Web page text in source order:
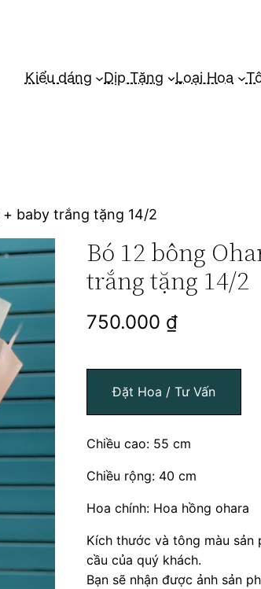
Kiểu dáng Dịp Tặng Loại Hoa
baby trắng tặng 14/2
Bó 12 bông
trắng tặng 14/2
750.000 ₫
Đặt Hoa / Tư Vấn
Chiều cao: 55 cm
Chiều rộng: 40 cm
Hoa chính: Hoa hồng ohara
Kích thước và tông màu
cầu của quý khách.
Bạn sẽ nhận được ảnh sản